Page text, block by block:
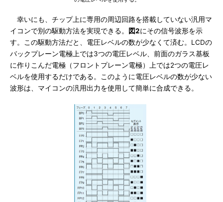
幸いにも、チップ上に専用の周辺回路を搭載していない汎用マ
イコンで別の駆動方法を実現できる。
図2にその信号波形を示
す。この駆動方法だと、電圧レベルの数が少なくて済む。LCDの
バックプレーン電極上では3つの電圧レベル、前面のガラス基板
に作りこんだ電極（フロントプレーン電極）上では2つの電圧レ
ベルを使用するだけである。このように電圧レベルの数が少ない
波形は、マイコンの汎用出力を使用して簡単に合成できる。